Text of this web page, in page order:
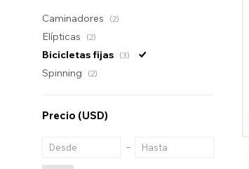
Caminadores (2)
Elípticas (2)
Bicicletas fijas (3)
Spinning (2)
Precio (USD)